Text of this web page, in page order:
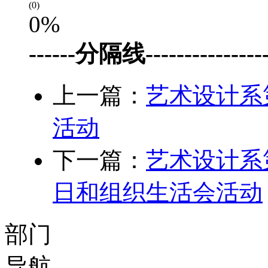
(0)
0%
------分隔线
上一篇： 艺术设计
活动
下一篇： 艺术设计
日和组织生活会活动
部门